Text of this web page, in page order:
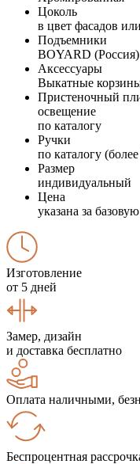
Цоколь
в цвет фасадов
Подъемники
BOYARD
Аксессуары
Выкатные
Пристеночный
освещение
по каталогу
Ручки
по каталогу
Размер
индивидуальный
Цена
указана за
Изготовление
от 5 дней
Замер, дизайн
и доставка бесплатно
Оплата наличными,
Беспроцентная